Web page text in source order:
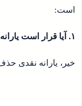
است:
۱. آیا قرار است یارانه‌های نقدی حذف شود؟
خیر، یارانه نقدی